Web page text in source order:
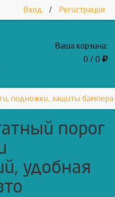
Вход / Регистрация
Ваша корзина:
0 / 0
подножки, защиты
порог
удобная